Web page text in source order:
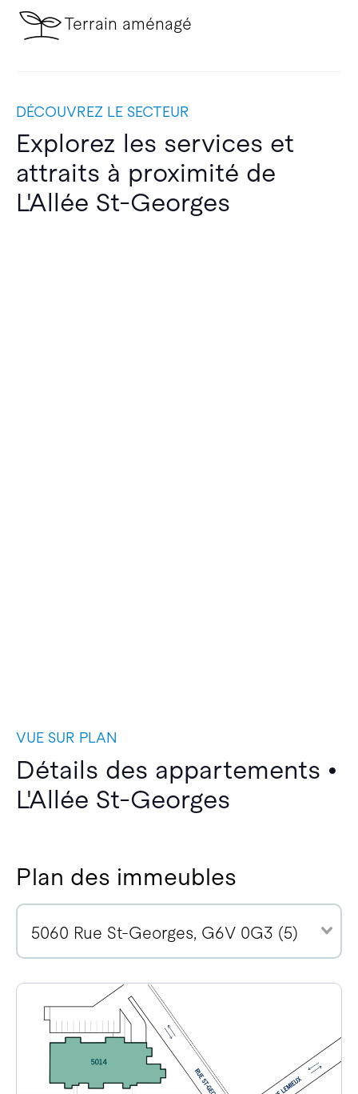
Terrain aménagé
DÉCOUVREZ LE SECTEUR
Explorez les services et
attraits à proximité de
L'Allée St-Georges
VUE SUR PLAN
Détails des appartements •
L'Allée St-Georges
Plan des immeubles
5060 Rue St-Georges, G6V 0G3 (5)